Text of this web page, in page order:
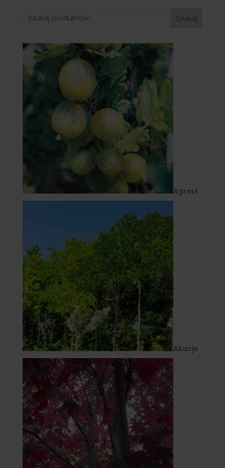
Szukaj
Agrest
Akacje